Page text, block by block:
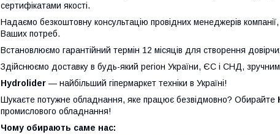
сертифікатами якості.
Надаємо безкоштовну консультацію провідних менеджерів
Ваших потреб.
Встановлюємо гарантійний термін 12 місяців для створення
Здійснюємо доставку в будь-який регіон України, ЄС і СНД,
Hydrolider — найбільший гіпермаркет техніки в Україні!
Шукаєте потужне обладнання, яке працює безвідмовно? Обирайте
промислового обладнання!
Чому обирають саме нас: